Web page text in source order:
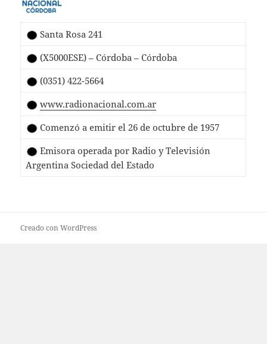
Santa Rosa 241
(X5000ESE) – Córdoba – Córdoba
(0351) 422-5664
www.radionacional.com.ar
Comenzó a emitir el 26 de octubre de 1957
Emisora operada por Radio y Televisión
Argentina Sociedad del Estado
Creado con WordPress